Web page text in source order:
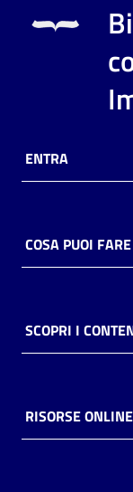
Scopri
online
Piani
Decentrate
ENTRA
COSA PUOI FARE
SCOPRI I
RISORSE ONLINE